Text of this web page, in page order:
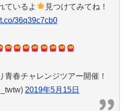
ているよ
見つけてみてね！
36q39c7cb0
春チャレンジツアー開催！
2019年5月15日